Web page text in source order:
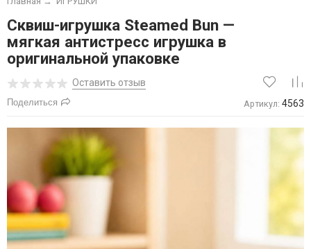
Сквиш-игрушка Steamed Bun —
мягкая антистресс игрушка в
оригинальной упаковке
Оставить отзыв
Поделиться Артикул: 4563